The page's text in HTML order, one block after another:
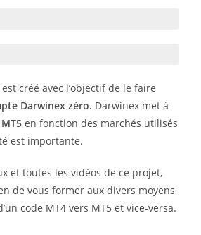
créé avec l’objectif de le faire
Darwinex zéro. Darwinex met à
MT5 en fonction des marchés utilisés
est importante.
et toutes les vidéos de ce projet,
de vous former aux divers moyens
code MT4 vers MT5 et vice-versa.